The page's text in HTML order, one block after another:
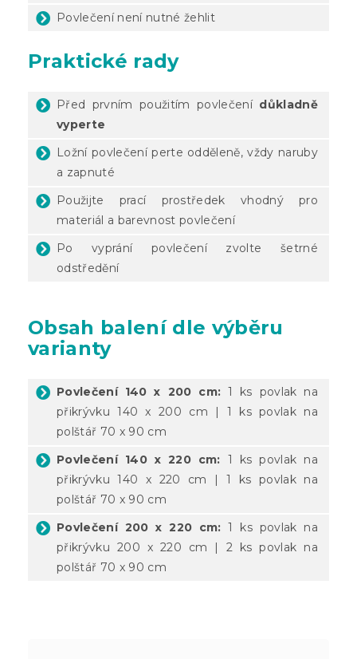
Povlečení není nutné žehlit
Praktické rady
Před prvním použitím povlečení důkladně
vyperte
Ložní povlečení perte odděleně, vždy naruby
a zapnuté
Použijte prací prostředek vhodný pro
materiál a barevnost povlečení
Po vyprání povlečení zvolte šetrné
odstředění
Obsah balení dle výběru
varianty
Povlečení 140 x 200 cm: 1 ks povlak na
přikrývku 140 x 200 cm | 1 ks povlak na
polštář 70 x 90 cm
Povlečení 140 x 220 cm: 1 ks povlak na
přikrývku 140 x 220 cm | 1 ks povlak na
polštář 70 x 90 cm
Povlečení 200 x 220 cm: 1 ks povlak na
přikrývku 200 x 220 cm | 2 ks povlak na
polštář 70 x 90 cm